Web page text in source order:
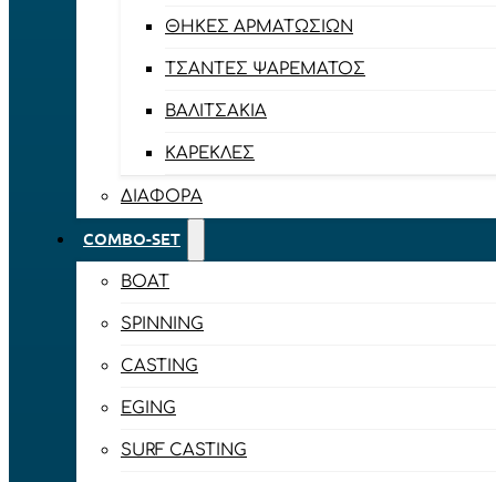
ΘΉΚΕΣ ΑΡΜΑΤΩΣΙΏΝ
ΤΣΆΝΤΕΣ ΨΑΡΈΜΑΤΟΣ
ΒΑΛΙΤΣΆΚΙΑ
ΚΑΡΈΚΛΕΣ
ΔΙΆΦΟΡΑ
COMBO-SET
BOAT
SPINNING
CASTING
EGING
SURF CASTING